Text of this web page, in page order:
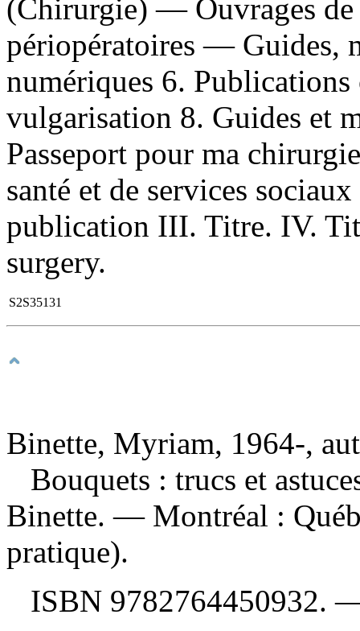
(Chirurgie) — Ouvrages
périopératoires — Guides,
numériques 6.
vulgarisation 8. Guides et
Passeport pour ma
santé et de services
publication III. Titre. IV.
surgery.
S2S35131
Binette, Myriam, 1964-,
Bouquets : trucs et
Binette. — Montréal :
pratique).
ISBN 9782764450932.